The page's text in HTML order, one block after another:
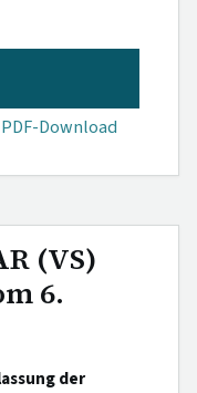
PDF-Download
(VS)
6.
der